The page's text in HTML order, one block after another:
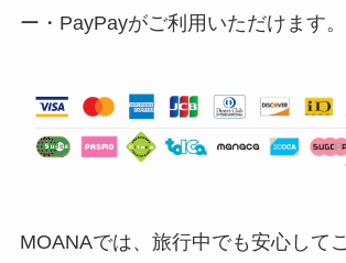
ー・PayPayがご利用いただけます。
MOANAでは、旅行中でも安心して